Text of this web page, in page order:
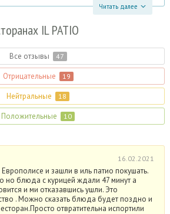
Читать далее
IL PATIO
Все отзывы 47
Отрицательные 19
Нейтральные 18
Положительные 10
16.02.2021
и зашли в иль патио покушать.
но блюда с курицей ждали 47 минут а
и ми отказавшись ушли. Это
. Можно сказать блюда будет поздно и
отвратительна испортили